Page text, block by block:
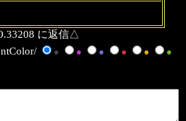
に返信△
● ● ● ● ●
●